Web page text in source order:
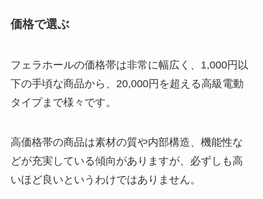
価格で選ぶ
フェラホールの価格帯は非常に幅広く、1,000円以
下の手頃な商品から、20,000円を超える高級電動
タイプまで様々です。
高価格帯の商品は素材の質や内部構造、機能性な
どが充実している傾向がありますが、必ずしも高
いほど良いというわけではありません。